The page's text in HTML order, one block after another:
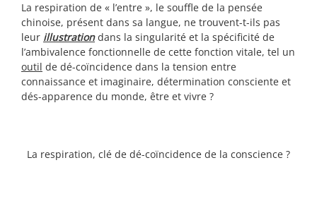
La respiration de « l’entre », le souffle de la pensée
chinoise, présent dans sa langue, ne trouvent-t-ils pas
leur illustration dans la singularité et la spécificité de
l’ambivalence fonctionnelle de cette fonction vitale, tel un
outil de dé-coïncidence dans la tension entre
connaissance et imaginaire, détermination consciente et
dés-apparence du monde, être et vivre ?
La respiration, clé de dé-coïncidence de la conscience ?